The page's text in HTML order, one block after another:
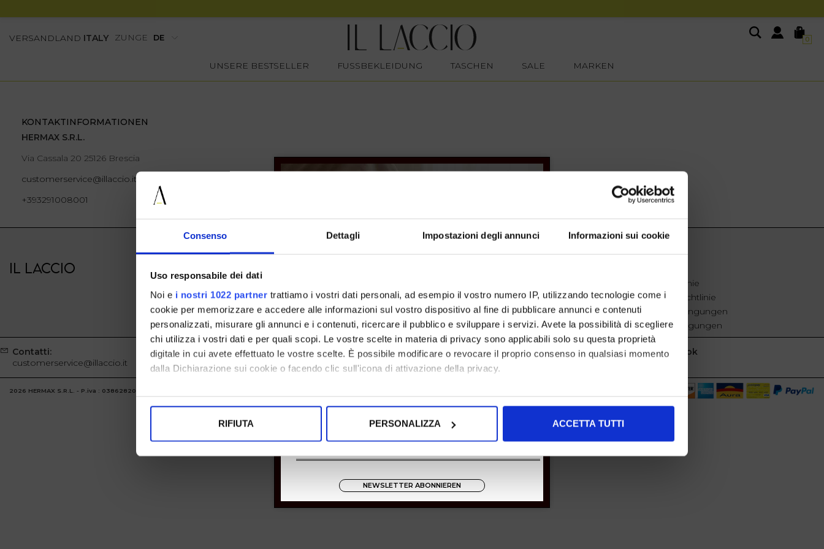
Consenso Dettagli Impostazioni degli annunci Informazioni sui cookie
Uso responsabile dei dati
Noi e i nostri 1022 partner trattiamo i vostri dati personali, ad esempio il vostro numero IP, utilizzando tecnologie come i
cookie per memorizzare e accedere alle informazioni sul vostro dispositivo al fine di pubblicare annunci e contenuti
personalizzati, misurare gli annunci e i contenuti, ricercare il pubblico e sviluppare i servizi. Avete la possibilità di scegliere
chi utilizza i vostri dati e per quali scopi. Le vostre scelte in materia di privacy sono applicabili solo su questa proprietà
digitale in cui avete effettuato le vostre scelte. È possibile modificare o revocare il proprio consenso in qualsiasi momento
dalla Dichiarazione sui cookie o facendo clic sull'icona di attivazione della privacy.
Con il tuo consenso, vorremmo anche:
Identificare il tuo dispositivo, scansionandolo attivamente alla ricerca di caratteristiche specifiche (impronte
digitali).
Approfondisci come vengono elaborati i tuoi dati personali e imposta le tue preferenze nella
RIFIUTA PERSONALIZZA ACCETTA TUTTI
VERSANDLAND ITALY ZUNGE 0
UNSERE BESTSELLER FUSSBEKLEIDUNG TASCHEN SALE MARKEN
KONTAKTINFORMATIONEN
HERMAX S.R.L.
Via Cassala 20 25126 Brescia
customerservice@illaccio.it
+393291008001
IL LACCIO
Zahlungen
Versand
Cookie-Richtlinie
Datenschutzrichtlinie
Geschäftsbedingungen
Verkaufsbedingungen
Contatti:
customerservice@illaccio.it
Whatsapp
+393291008001
Instagram Facebook
2026 HERMAX S.R.L. - P.iva : 03862820986 Powered by
NEWSLETTER ABONNIEREN